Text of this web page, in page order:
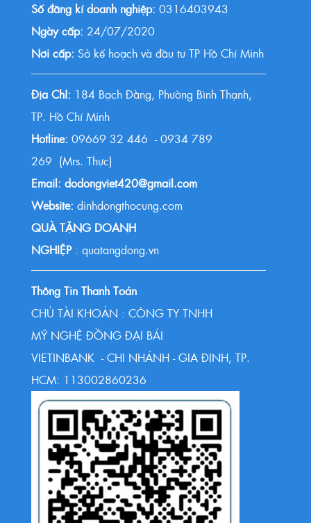
Số đăng kí doanh nghiệp: 0316403943
Ngày cấp: 24/07/2020
Nơi cấp: Sở kế hoạch và đầu tư TP Hồ Chí Minh
Địa Chỉ: 184 Bạch Đằng, Phường Bình Thạnh,
TP. Hồ Chí Minh
Hotline: 09669 32 446 - 0934 789
269 (Mrs. Thực)
Email: dodongviet420@gmail.com
Website: dinhdongthocung.com
QUÀ TẶNG DOANH
NGHIỆP : quatangdong.vn
Thông Tin Thanh Toán
CHỦ TÀI KHOẢN : CÔNG TY TNHH
MỸ NGHỆ ĐỒNG ĐẠI BÁI
VIETINBANK - CHI NHÁNH - GIA ĐỊNH, TP.
HCM: 113002860236